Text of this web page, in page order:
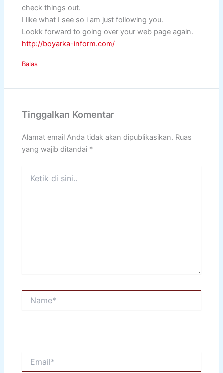
check things out.
I like what I see so i am just following you.
Lookk forward to going over your web page again.
http://boyarka-inform.com/
Balas
Tinggalkan Komentar
Alamat email Anda tidak akan dipublikasikan. Ruas
yang wajib ditandai *